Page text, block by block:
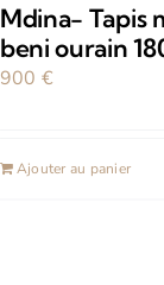
Mdina- Tapis
beni ourain
900 €
Ajouter au panier